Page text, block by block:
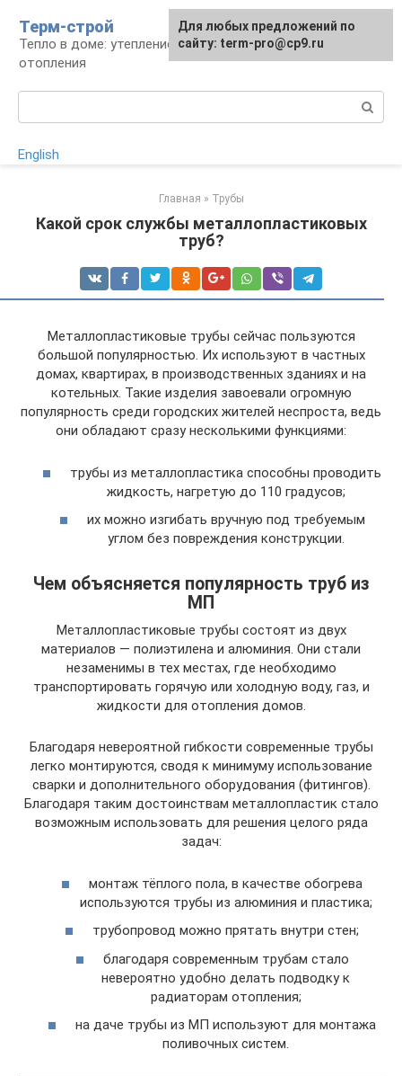
контенту
Терм-строй
Тепло в доме: утепление и устройство
отопления
English
Главная » Трубы
Какой срок службы металлопластиковых
труб?
Металлопластиковые трубы сейчас пользуются
большой популярностью. Их используют в частных
домах, квартирах, в производственных зданиях и на
котельных. Такие изделия завоевали огромную
популярность среди городских жителей неспроста, ведь
они обладают сразу несколькими функциями:
трубы из металлопластика способны проводить
жидкость, нагретую до 110 градусов;
их можно изгибать вручную под требуемым
углом без повреждения конструкции.
Чем объясняется популярность труб из
МП
Металлопластиковые трубы состоят из двух
материалов — полиэтилена и алюминия. Они стали
незаменимы в тех местах, где необходимо
транспортировать горячую или холодную воду, газ, и
жидкости для отопления домов.
Благодаря невероятной гибкости современные трубы
легко монтируются, сводя к минимуму использование
сварки и дополнительного оборудования (фитингов).
Благодаря таким достоинствам металлопластик стало
возможным использовать для решения целого ряда
задач:
монтаж тёплого пола, в качестве обогрева
используются трубы из алюминия и пластика;
трубопровод можно прятать внутри стен;
благодаря современным трубам стало
невероятно удобно делать подводку к
радиаторам отопления;
на даче трубы из МП используют для монтажа
поливочных систем.
Для любых предложений по
сайту: term-pro@cp9.ru